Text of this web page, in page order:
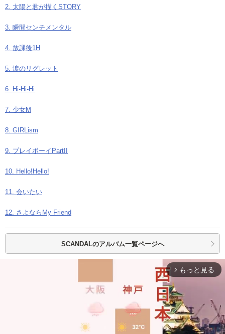
2. 太陽と君が描くSTORY
3. 瞬間センチメンタル
4. 放課後1H
5. 涙のリグレット
6. Hi-Hi-Hi
7. 少女M
8. GIRLism
9. プレイボーイPartII
10. Hello!Hello!
11. 会いたい
12. さよならMy Friend
SCANDALのアルバム一覧ページへ
arrow_forward_ios もっと見る